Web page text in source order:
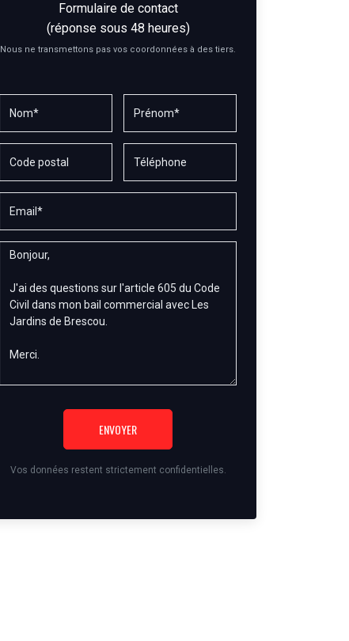
Formulaire de contact
(réponse sous 48 heures)
Nous ne transmettons pas vos coordonnées à des tiers.
ENVOYER
Vos données restent strictement confidentielles.